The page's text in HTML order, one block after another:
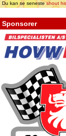
Du kan se senesteshout
Sponsorer